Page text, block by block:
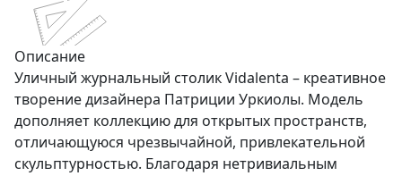
Описание
Уличный журнальный столик Vidalenta – креативное
творение дизайнера Патриции Уркиолы. Модель
дополняет коллекцию для открытых пространств,
отличающуюся чрезвычайной, привлекательной
скульптурностью. Благодаря нетривиальным